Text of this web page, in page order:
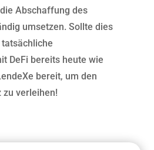
Abschaffung des
umsetzen. Sollte dies
DeFi bereits heute wie
bereit, um den
zu verleihen!